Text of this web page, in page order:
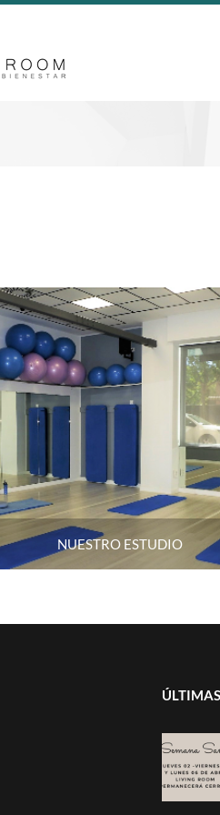
NUESTRO ESTUDIO